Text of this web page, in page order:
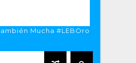
Mucha #LEBOro